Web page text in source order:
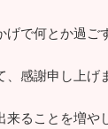
げで何とか過ご
感謝申し上げ
来ることを増や